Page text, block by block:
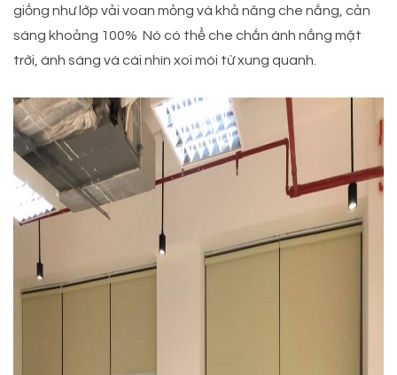
giống như lớp vải voan mỏng và khả năng che nắng, cản
sáng khoảng 100% Nó có thể che chắn ánh nắng mặt
trời, ánh sáng và cái nhìn xoi mói từ xung quanh.